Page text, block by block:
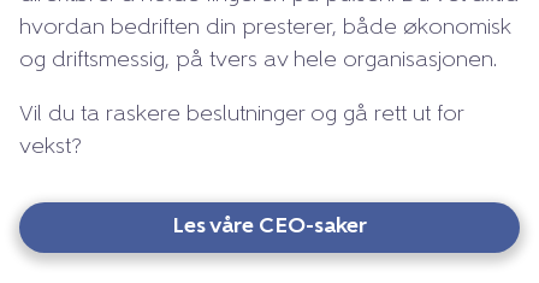
hvordan bedriften din presterer, både økonomisk
og driftsmessig, på tvers av hele organisasjonen.
Vil du ta raskere beslutninger og gå rett ut for
vekst?
Les våre CEO-saker